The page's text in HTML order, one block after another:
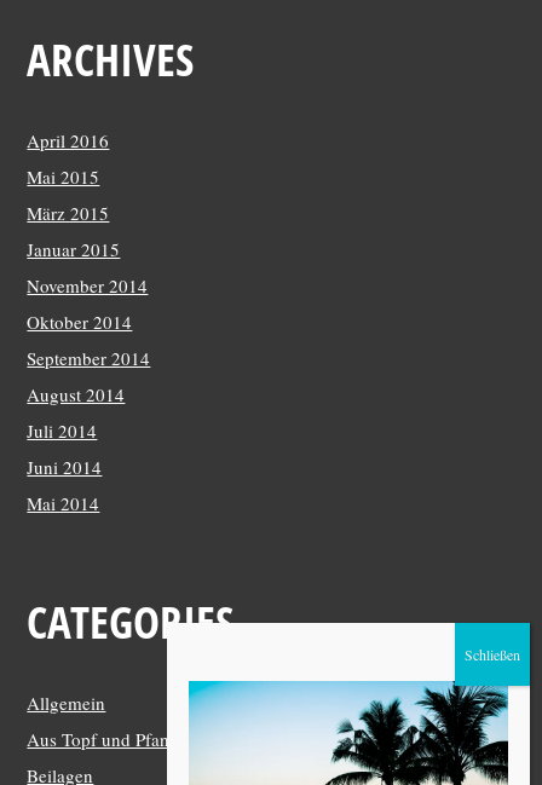
ARCHIVES
April 2016
Mai 2015
März 2015
Januar 2015
November 2014
Oktober 2014
September 2014
August 2014
Juli 2014
Juni 2014
Mai 2014
CATEGORIES
Allgemein
Aus Topf und Pfanne
Beilagen